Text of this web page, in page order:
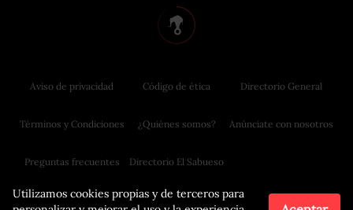
Utilizamos cookies propias y de terceros para
Aviso de privacidad
Términos y Condiciones
Preguntas frecuentes
Código de ética
¿Quiénes somos?
Directorio El Sabueso
Directorio General
Anúnciate con nosotros